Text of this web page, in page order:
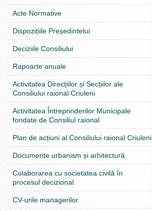
Acte Normative
Dispozițiile Președintelui
Deciziile Consiliului
Rapoarte anuale
Activitatea Direcțiilor și Secțiilor ale
Consiliului raional Criuleni
Activitatea Întreprinderilor Municipale
fondate de Consiliul raional
Plan de acțiuni al Consiliului raional Criuleni
Documente urbanism și arhitectură
Colaborarea cu societatea civilă în
procesul decizional
CV-urile managerilor